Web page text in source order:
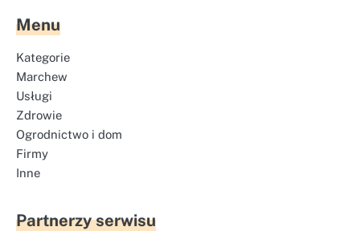
Menu
Kategorie
Marchew
Usługi
Zdrowie
Ogrodnictwo i dom
Firmy
Inne
Partnerzy serwisu